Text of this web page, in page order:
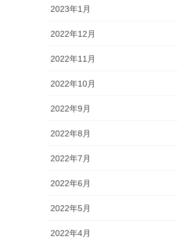
2023年1月
2022年12月
2022年11月
2022年10月
2022年9月
2022年8月
2022年7月
2022年6月
2022年5月
2022年4月